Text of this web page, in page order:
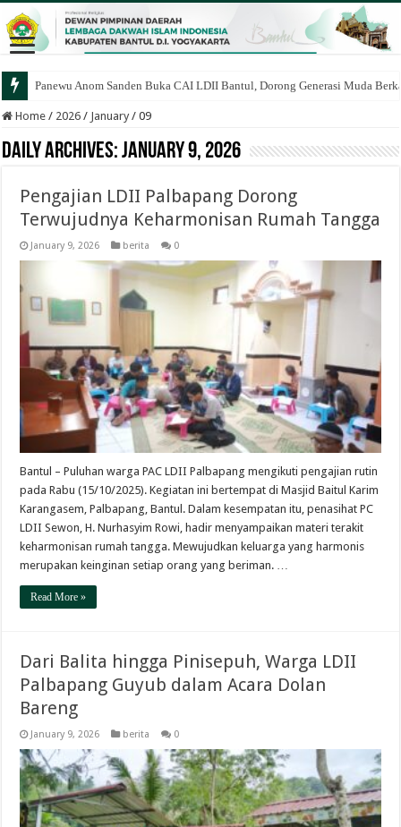
Panewu Anom Sanden Buka CAI LDII Bantul, Dorong Generasi Muda
Home / 2026 / January / 09
Daily Archives:January 9, 2026
Pengajian LDII Palbapang Dorong
Terwujudnya Keharmonisan Rumah Tangga
January 9, 2026 berita 0
Bantul – Puluhan warga PAC LDII Palbapang mengikuti pengajian rutin
pada Rabu (15/10/2025). Kegiatan ini bertempat di Masjid Baitul Karim
Karangasem, Palbapang, Bantul. Dalam kesempatan itu, penasihat PC
LDII Sewon, H. Nurhasyim Rowi, hadir menyampaikan materi terakit
keharmonisan rumah tangga. Mewujudkan keluarga yang harmonis
merupakan keinginan setiap orang yang beriman. …
Read More »
Dari Balita hingga Pinisepuh, Warga LDII
Palbapang Guyub dalam Acara Dolan
Bareng
January 9, 2026 berita 0